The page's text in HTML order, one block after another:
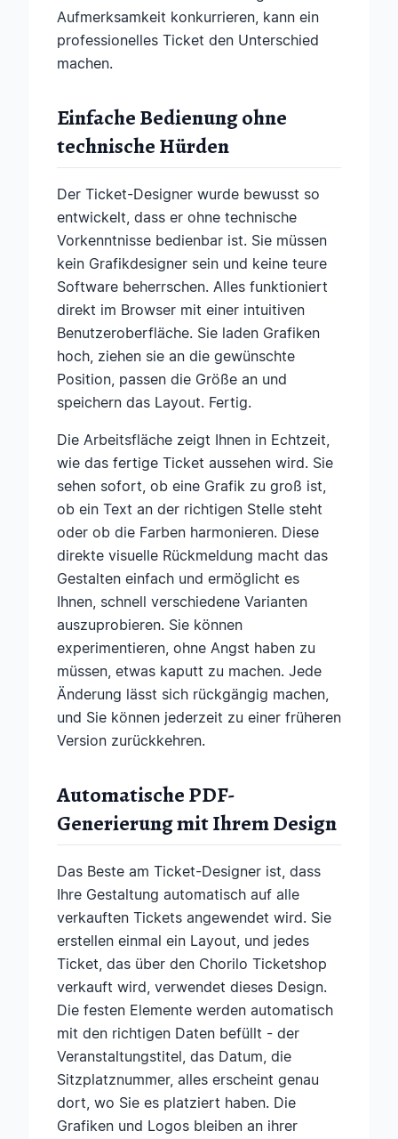
Aufmerksamkeit konkurrieren, kann ein
professionelles Ticket den Unterschied
machen.
Einfache Bedienung ohne
technische Hürden
Der Ticket-Designer wurde bewusst so
entwickelt, dass er ohne technische
Vorkenntnisse bedienbar ist. Sie müssen
kein Grafikdesigner sein und keine teure
Software beherrschen. Alles funktioniert
direkt im Browser mit einer intuitiven
Benutzeroberfläche. Sie laden Grafiken
hoch, ziehen sie an die gewünschte
Position, passen die Größe an und
speichern das Layout. Fertig.
Die Arbeitsfläche zeigt Ihnen in Echtzeit,
wie das fertige Ticket aussehen wird. Sie
sehen sofort, ob eine Grafik zu groß ist,
ob ein Text an der richtigen Stelle steht
oder ob die Farben harmonieren. Diese
direkte visuelle Rückmeldung macht das
Gestalten einfach und ermöglicht es
Ihnen, schnell verschiedene Varianten
auszuprobieren. Sie können
experimentieren, ohne Angst haben zu
müssen, etwas kaputt zu machen. Jede
Änderung lässt sich rückgängig machen,
und Sie können jederzeit zu einer früheren
Version zurückkehren.
Automatische PDF-
Generierung mit Ihrem Design
Das Beste am Ticket-Designer ist, dass
Ihre Gestaltung automatisch auf alle
verkauften Tickets angewendet wird. Sie
erstellen einmal ein Layout, und jedes
Ticket, das über den Chorilo Ticketshop
verkauft wird, verwendet dieses Design.
Die festen Elemente werden automatisch
mit den richtigen Daten befüllt - der
Veranstaltungstitel, das Datum, die
Sitzplatznummer, alles erscheint genau
dort, wo Sie es platziert haben. Die
Grafiken und Logos bleiben an ihrer